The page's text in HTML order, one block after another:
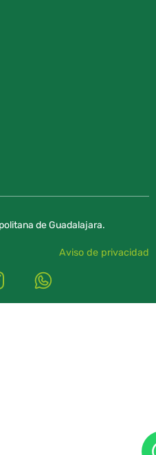
de Guadalajara.
Aviso de privacidad